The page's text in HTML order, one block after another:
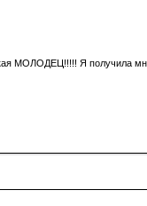
МОЛОДЕЦ!!!!! Я получила